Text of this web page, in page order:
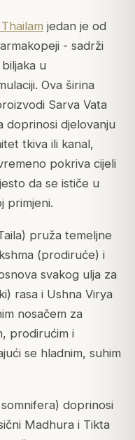
jedan je od
- sadrži
u
Ova širina
Sarva Vata
doprinosi djelovanju
tkiva ili kanal,
pokriva cijeli
da se ističe u
primjeni.
pruža temeljne
(prodiruće) i
svakog ulja za
rasa i Ushna Virya
nosačem za
prodirućim i
se hladnim, suhim
) doprinosi
Madhura i Tikta